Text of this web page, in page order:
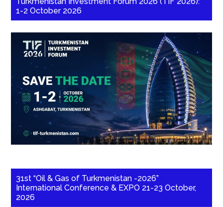
1-2 October 2026
31st “Oil & Gas of Turkmenistan -2026”
International Conference & EXPO 21-23 October,
2026